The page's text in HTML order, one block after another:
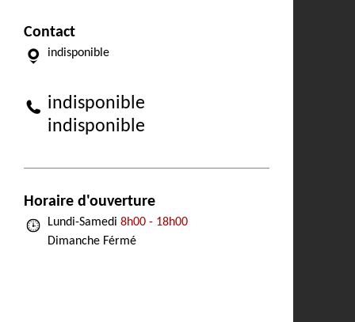
Contact
indisponible
indisponible
indisponible
Horaire d'ouverture
Lundi-Samedi 8h00 - 18h00
Dimanche Férmé